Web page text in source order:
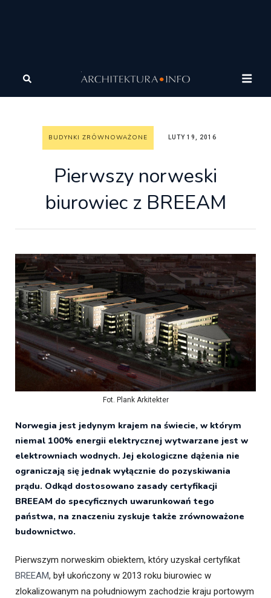
Architektura zrównoważona
zrównoważone
Pierwszy norweski biurowiec z BREEAM
BUDYNKI ZRÓWNOWAŻONE LUTY 19, 2016
Pierwszy norweski
biurowiec z BREEAM
Fot. Plank Arkitekter
Norwegia jest jedynym krajem na świecie, w którym
niemal 100% energii elektrycznej wytwarzane jest w
elektrowniach wodnych. Jej ekologiczne dążenia nie
ograniczają się jednak wyłącznie do pozyskiwania
prądu. Odkąd dostosowano zasady certyfikacji
BREEAM do specyficznych uwarunkowań tego
państwa, na znaczeniu zyskuje także zrównoważone
budownictwo.
Pierwszym norweskim obiektem, który uzyskał certyfikat
BREEAM, był ukończony w 2013 roku biurowiec w
zlokalizowanym na południowym zachodzie kraju portowym